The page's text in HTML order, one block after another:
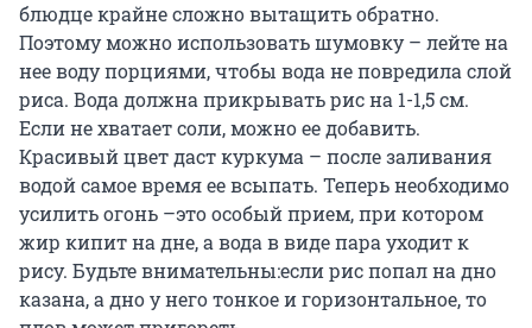
блюдце крайне сложно вытащить обратно.
Поэтому можно использовать шумовку – лейте на
нее воду порциями, чтобы вода не повредила слой
риса. Вода должна прикрывать рис на 1-1,5 см.
Если не хватает соли, можно ее добавить.
Красивый цвет даст куркума – после заливания
водой самое время ее всыпать. Теперь необходимо
усилить огонь –это особый прием, при котором
жир кипит на дне, а вода в виде пара уходит к
рису. Будьте внимательны:если рис попал на дно
казана, а дно у него тонкое и горизонтальное, то